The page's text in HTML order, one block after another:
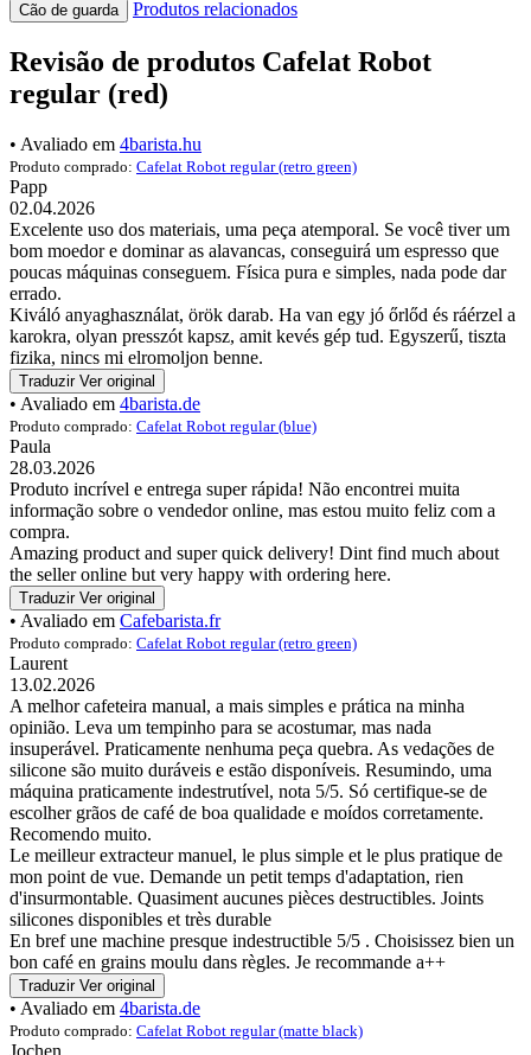
Cão de guarda Produtos relacionados
Revisão de produtos Cafelat Robot
regular (red)
• Avaliado em 4barista.hu
Produto comprado: Cafelat Robot regular (retro green)
Papp
02.04.2026
Excelente uso dos materiais, uma peça atemporal. Se você tiver um
bom moedor e dominar as alavancas, conseguirá um espresso que
poucas máquinas conseguem. Física pura e simples, nada pode dar
errado.
Kiváló anyaghasználat, örök darab. Ha van egy jó őrlőd és ráérzel a
karokra, olyan presszót kapsz, amit kevés gép tud. Egyszerű, tiszta
fizika, nincs mi elromoljon benne.
Traduzir Ver original
• Avaliado em 4barista.de
Produto comprado: Cafelat Robot regular (blue)
Paula
28.03.2026
Produto incrível e entrega super rápida! Não encontrei muita
informação sobre o vendedor online, mas estou muito feliz com a
compra.
Amazing product and super quick delivery! Dint find much about
the seller online but very happy with ordering here.
Traduzir Ver original
• Avaliado em Cafebarista.fr
Produto comprado: Cafelat Robot regular (retro green)
Laurent
13.02.2026
A melhor cafeteira manual, a mais simples e prática na minha
opinião. Leva um tempinho para se acostumar, mas nada
insuperável. Praticamente nenhuma peça quebra. As vedações de
silicone são muito duráveis e estão disponíveis. Resumindo, uma
máquina praticamente indestrutível, nota 5/5. Só certifique-se de
escolher grãos de café de boa qualidade e moídos corretamente.
Recomendo muito.
Le meilleur extracteur manuel, le plus simple et le plus pratique de
mon point de vue. Demande un petit temps d'adaptation, rien
d'insurmontable. Quasiment aucunes pièces destructibles. Joints
silicones disponibles et très durable
En bref une machine presque indestructible 5/5 . Choisissez bien un
bon café en grains moulu dans règles. Je recommande a++
Traduzir Ver original
• Avaliado em 4barista.de
Produto comprado: Cafelat Robot regular (matte black)
Jochen